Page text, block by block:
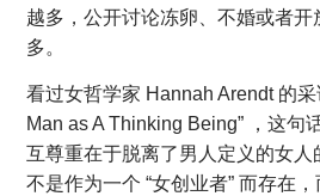
越多，公开讨论冻卵、不婚或者
多。
看过女哲学家 Hannah Arendt 的
Man as A Thinking Being” ，这句
互尊重在于脱离了男人定义的女
不是作为一个 “女创业者” 而存在